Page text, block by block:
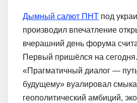
Дымный салют ПНТ под
производил впечатление
вчерашний день форума
Первый пришёлся на
«Прагматичный диалог —
будущему» вуалировал
геополитический амбиций,